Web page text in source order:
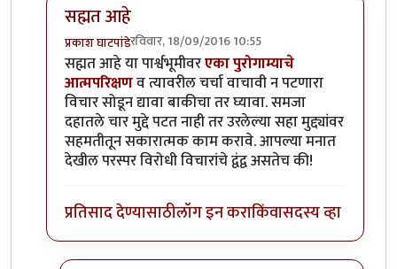
सह्मत आहे
प्रकाश घाटपांडेरविवार, 18/09/2016 10:55
In reply toचोप्य-पस्तेbyगॅरी ट्रुमन
सह्मत आहे या पार्श्वभूमीवरएका पुरोगाम्याचे
आत्मपरिक्षणव त्यावरील चर्चा वाचावी न पटणारा
विचार सोडून द्यावा बाकीचा तर घ्यावा. समजा
दहातले चार मुद्दे पटत नाही तर उरलेल्या सहा मुद्द्यांवर
सहमतीतून सकारात्मक काम करावे. आपल्या मनात
देखील परस्पर विरोधी विचारांचे द्वंद्व असतेच की!
प्रतिसाद देण्यासाठीलॉग इन कराकिंवासदस्य व्हा